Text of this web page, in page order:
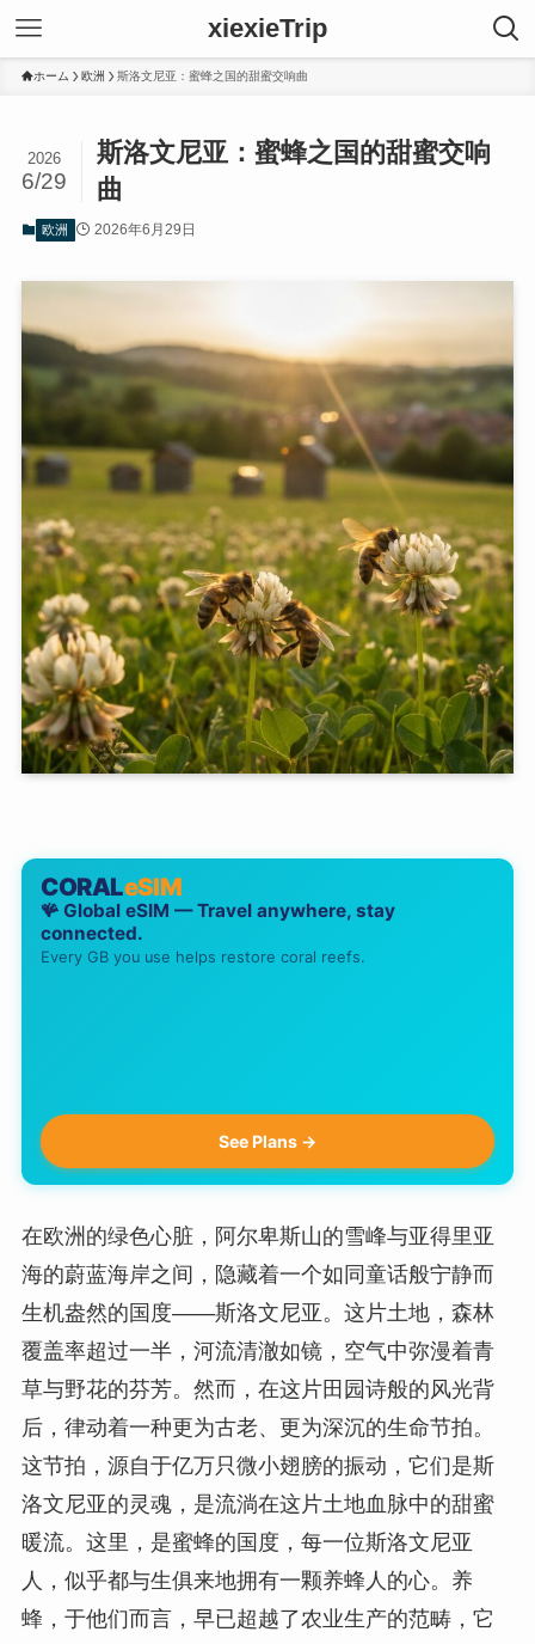
xiexieTrip
ホーム 欧洲 斯洛文尼亚：蜜蜂之国的甜蜜交响曲
斯洛文尼亚：蜜蜂之国的甜蜜交响
曲
2026
6/29
欧洲 2026年6月29日
CORALeSIM
🪸 Global eSIM — Travel anywhere, stay
connected.
Every GB you use helps restore coral reefs.
See Plans →
在欧洲的绿色心脏，阿尔卑斯山的雪峰与亚得里亚
海的蔚蓝海岸之间，隐藏着一个如同童话般宁静而
生机盎然的国度——斯洛文尼亚。这片土地，森林
覆盖率超过一半，河流清澈如镜，空气中弥漫着青
草与野花的芬芳。然而，在这片田园诗般的风光背
后，律动着一种更为古老、更为深沉的生命节拍。
这节拍，源自于亿万只微小翅膀的振动，它们是斯
洛文尼亚的灵魂，是流淌在这片土地血脉中的甜蜜
暖流。这里，是蜜蜂的国度，每一位斯洛文尼亚
人，似乎都与生俱来地拥有一颗养蜂人的心。养
蜂，于他们而言，早已超越了农业生产的范畴，它